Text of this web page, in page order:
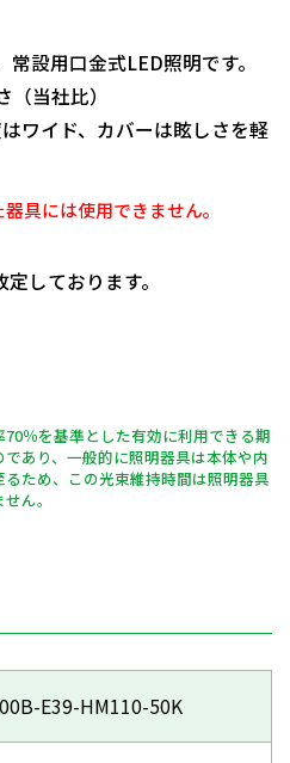
設用口金式LED照明です。
当社比）
ワイド、カバーは眩しさを軽
具には使用できません。
しております。
％を基準とした有効に利用できる期
あり、一般的に照明器具は本体や内
ため、この光束維持時間は照明器具
ん。
E39-HM110-50K